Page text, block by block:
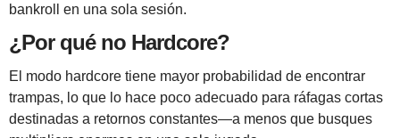
bankroll en una sola sesión.
¿Por qué no Hardcore?
El modo hardcore tiene mayor probabilidad de encontrar
trampas, lo que lo hace poco adecuado para ráfagas cortas
destinadas a retornos constantes—a menos que busques